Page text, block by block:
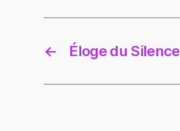
← Éloge du Silence